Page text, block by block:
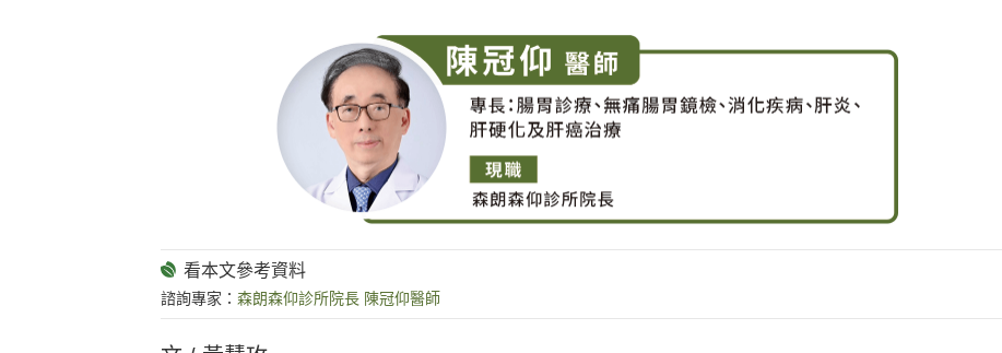
諮詢專家： 森朗森仰診所院長 陳冠仰醫師